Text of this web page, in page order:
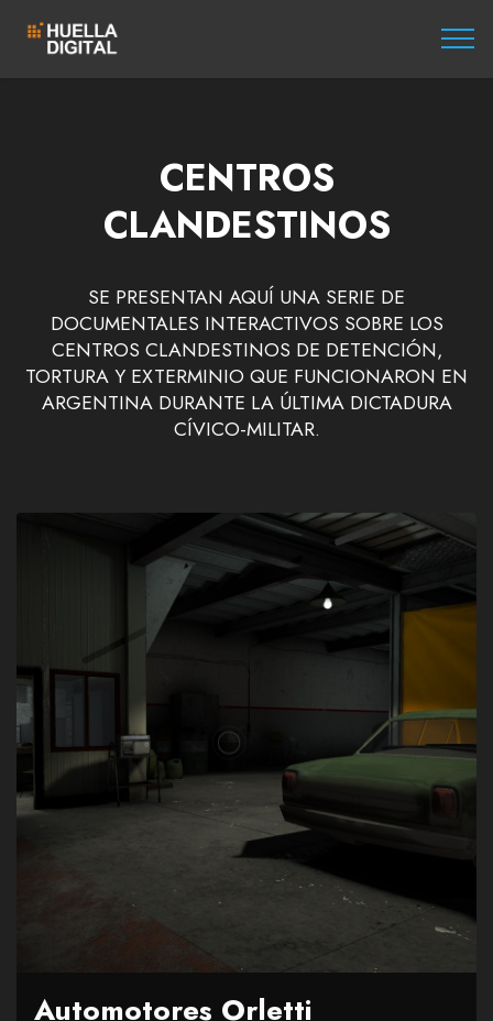
CENTROS
CLANDESTINOS
SE PRESENTAN AQUÍ UNA SERIE DE
DOCUMENTALES INTERACTIVOS SOBRE LOS
CENTROS CLANDESTINOS DE DETENCIÓN,
TORTURA Y EXTERMINIO QUE FUNCIONARON EN
ARGENTINA DURANTE LA ÚLTIMA DICTADURA
CÍVICO-MILITAR.
Automotores Orletti